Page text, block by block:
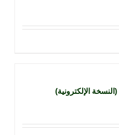
الإلكترونية)